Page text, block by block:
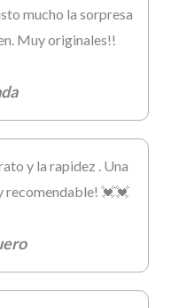
mucho la sorpresa
Muy originales!!
y la rapidez . Una
recomendable! 💓💓